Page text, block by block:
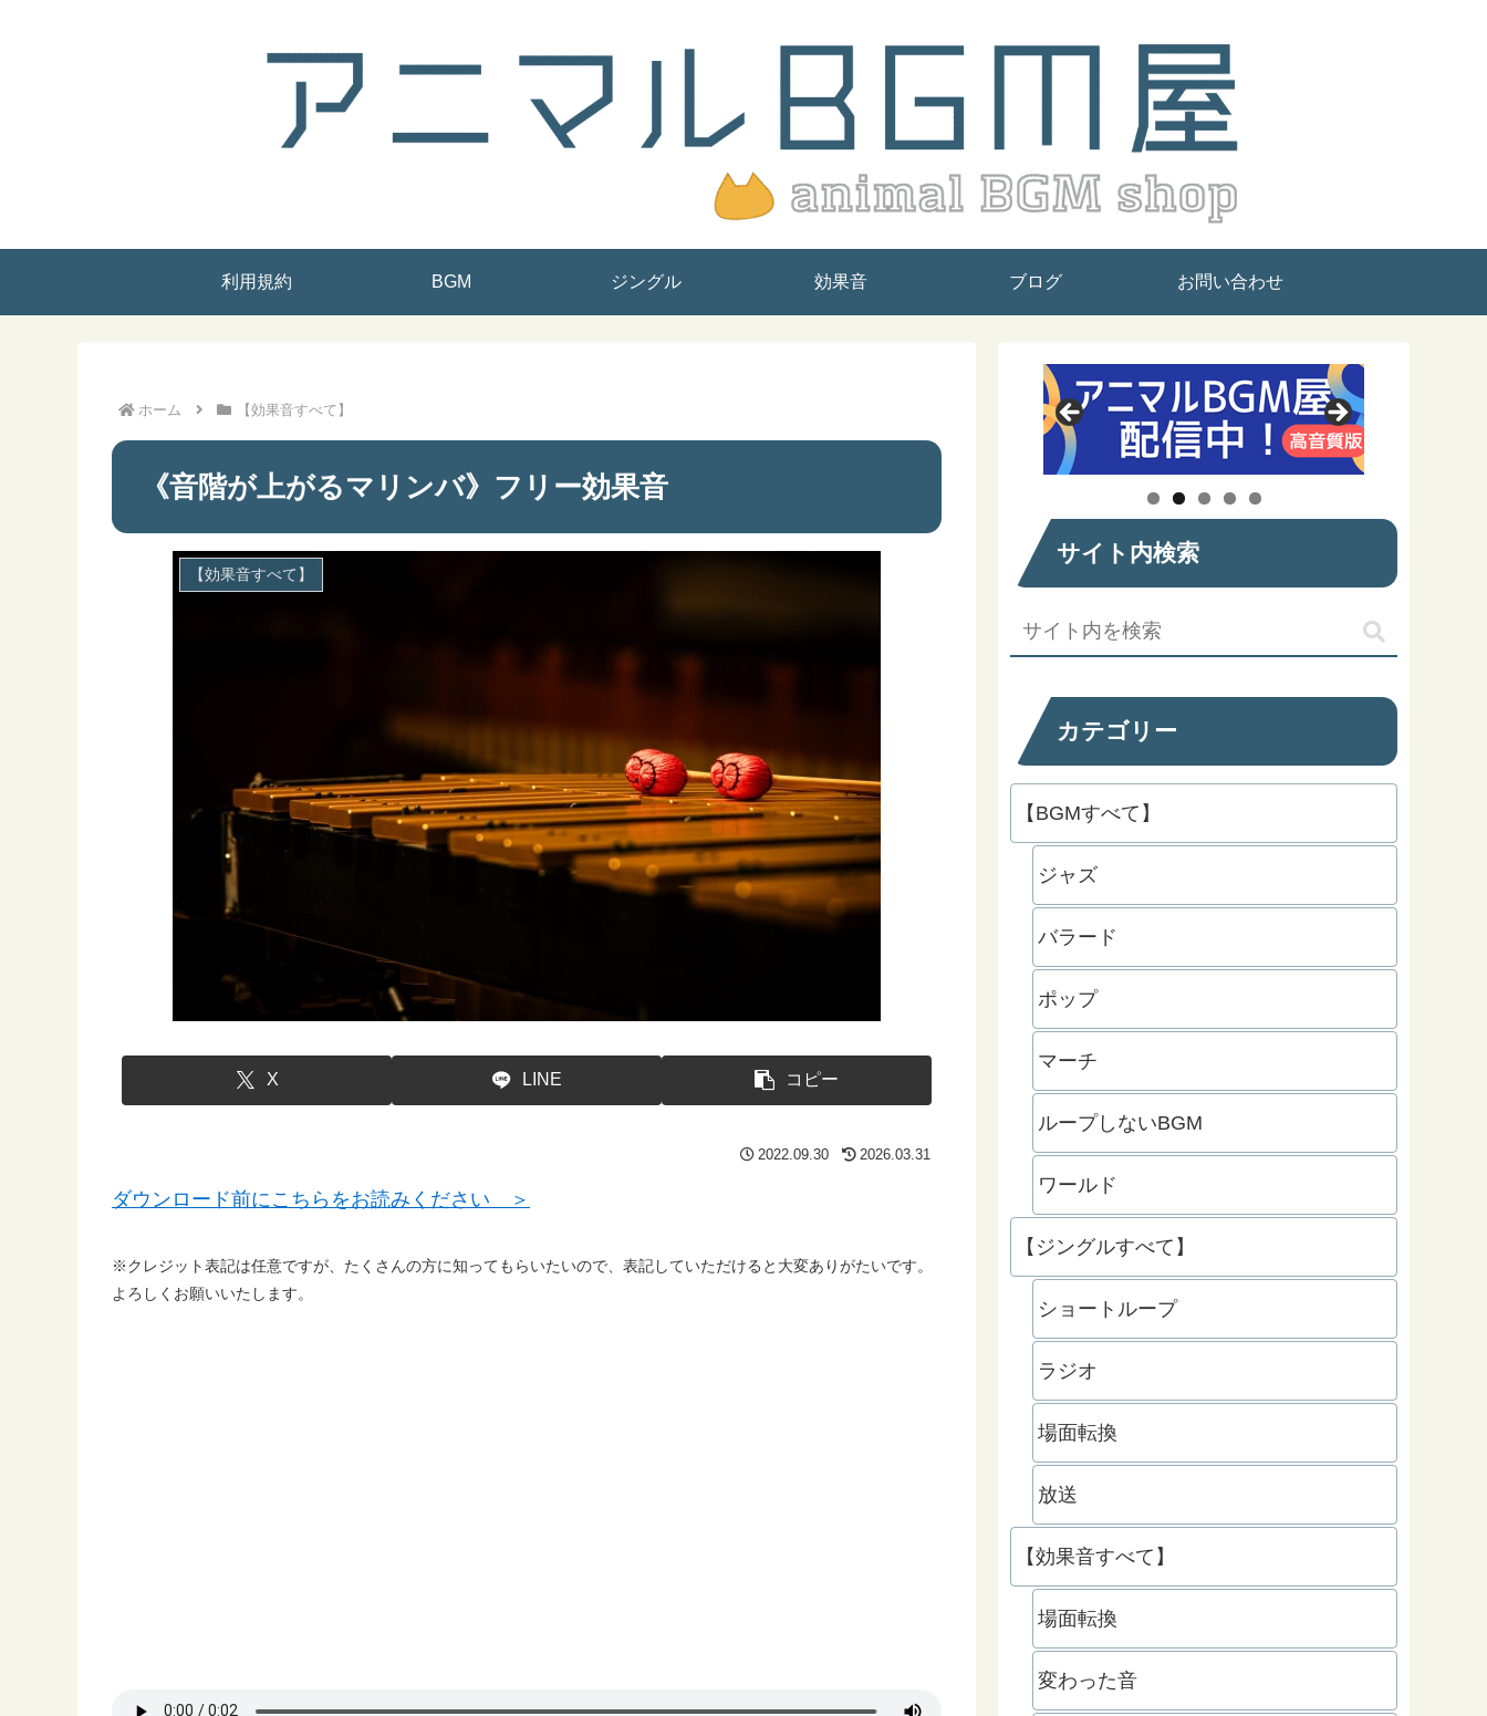
利用規約 BGM ジングル 効果音 ブログ お問い合わせ
ホーム 【効果音すべて】
《音階が上がるマリンバ》フリー効果音
【効果音すべて】
X LINE コピー
2022.09.30 2026.03.31
ダウンロード前にこちらをお読みください ＞
※クレジット表記は任意ですが、たくさんの方に知ってもらいたいので、表記していただけると大変ありがたいです。
よろしくお願いいたします。
サイト内検索
カテゴリー
【BGMすべて】
ジャズ
バラード
ポップ
マーチ
ループしないBGM
ワールド
【ジングルすべて】
ショートループ
ラジオ
場面転換
放送
【効果音すべて】
場面転換
変わった音